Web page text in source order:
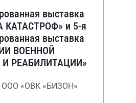
выставка
и 5-я
выставка
ВОЕННОЙ
РЕАБИЛИТАЦИИ»
ООО «ОВК «БИЗОН»